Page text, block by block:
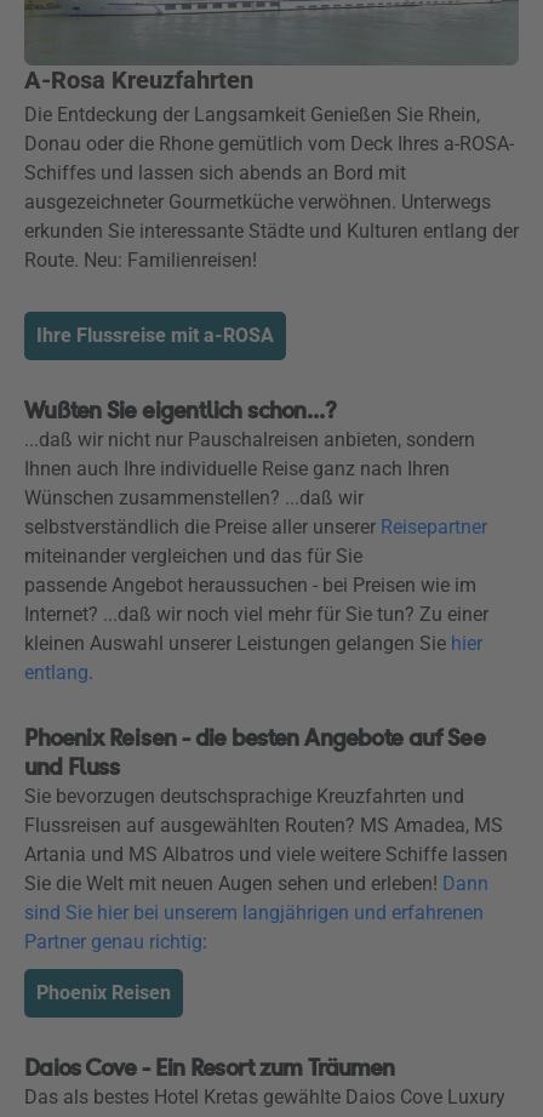
A-Rosa Kreuzfahrten
Die Entdeckung der Langsamkeit Genießen Sie Rhein,
Donau oder die Rhone gemütlich vom Deck Ihres a-ROSA-
Schiffes und lassen sich abends an Bord mit
ausgezeichneter Gourmetküche verwöhnen. Unterwegs
erkunden Sie interessante Städte und Kulturen entlang der
Route. Neu: Familienreisen!
Ihre Flussreise mit a-ROSA
Wußten Sie eigentlich schon...?
...daß wir nicht nur Pauschalreisen anbieten, sondern
Ihnen auch Ihre individuelle Reise ganz nach Ihren
Wünschen zusammenstellen? ...daß wir
selbstverständlich die Preise aller unserer Reisepartner
miteinander vergleichen und das für Sie
passende Angebot heraussuchen - bei Preisen wie im
Internet? ...daß wir noch viel mehr für Sie tun? Zu einer
kleinen Auswahl unserer Leistungen gelangen Sie hier
entlang.
Phoenix Reisen - die besten Angebote auf See
und Fluss
Sie bevorzugen deutschsprachige Kreuzfahrten und
Flussreisen auf ausgewählten Routen? MS Amadea, MS
Artania und MS Albatros und viele weitere Schiffe lassen
Sie die Welt mit neuen Augen sehen und erleben! Dann
sind Sie hier bei unserem langjährigen und erfahrenen
Partner genau richtig:
Phoenix Reisen
Daios Cove - Ein Resort zum Träumen
Das als bestes Hotel Kretas gewählte Daios Cove Luxury